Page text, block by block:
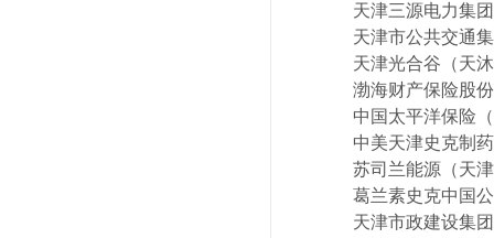
天津三源电力集
天津市公共交通
天津光合谷（天
渤海财产保险股
中国太平洋保险
中美天津史克制
苏司兰能源（天
葛兰素史克中国
天津市政建设集团